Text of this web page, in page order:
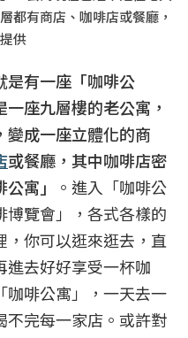
都有商店、咖啡店或餐廳，
供
是有一座「咖啡公
座九層樓的老公寓，
變成一座立體化的商
或餐廳，其中咖啡店密
寓」
。進入「咖啡公
博覽會」，各式各樣的
，你可以逛來逛去，直
進去好好享受一杯咖
咖啡公寓」，一天去一
不完每一家店。或許對